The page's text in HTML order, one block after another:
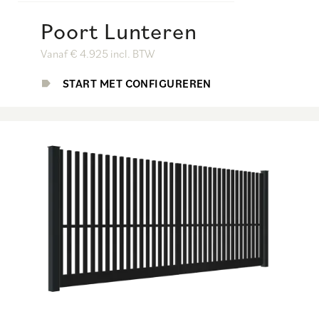
Poort Lunteren
Vanaf € 4.925 incl. BTW
START MET CONFIGUREREN